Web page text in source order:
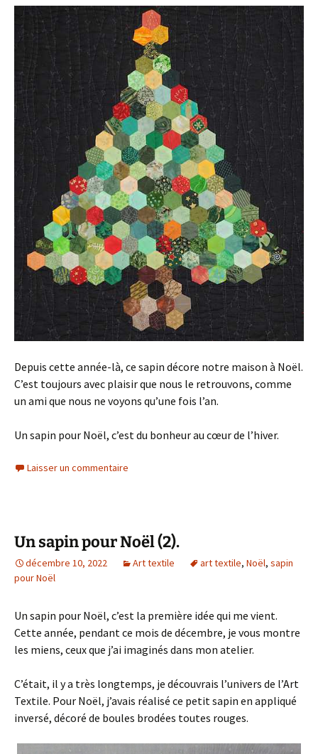
Depuis cette année-là, ce sapin décore notre maison à Noël.
C’est toujours avec plaisir que nous le retrouvons, comme
un ami que nous ne voyons qu’une fois l’an.
Un sapin pour Noël, c’est du bonheur au cœur de l’hiver.
Laisser un commentaire
Un sapin pour Noël (2).
décembre 10, 2022 Art textile art textile, Noël, sapin
pour Noël
Un sapin pour Noël, c’est la première idée qui me vient.
Cette année, pendant ce mois de décembre, je vous montre
les miens, ceux que j’ai imaginés dans mon atelier.
C’était, il y a très longtemps, je découvrais l’univers de l’Art
Textile. Pour Noël, j’avais réalisé ce petit sapin en appliqué
inversé, décoré de boules brodées toutes rouges.